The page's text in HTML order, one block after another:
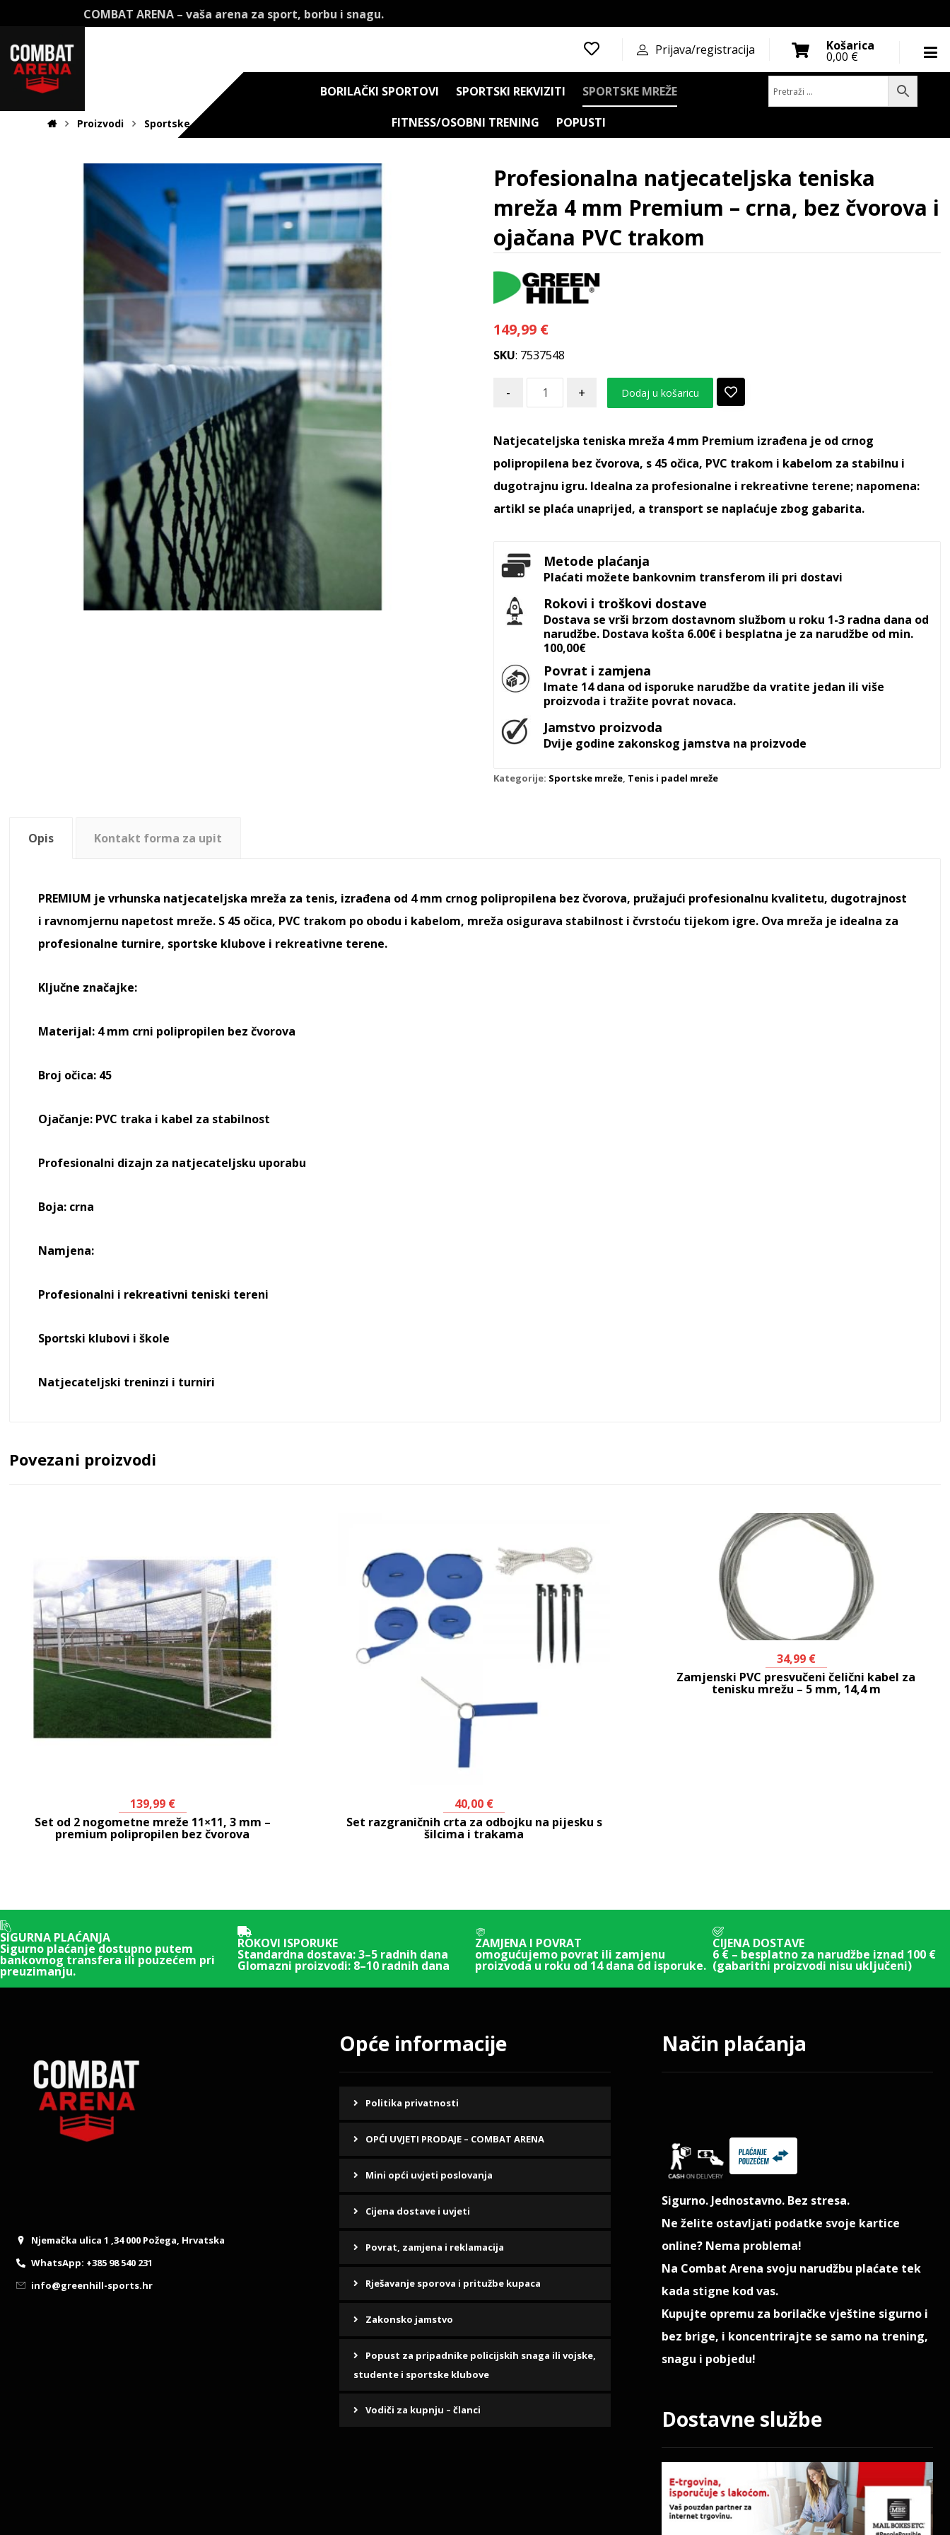
COMBAT ARENA – vaša arena za sport, borbu i snagu.
Košarica
0,00 €
Prijava/registracija
BORILAČKI SPORTOVI SPORTSKI REKVIZITI
SPORTSKE MREŽE
FITNESS/OSOBNI TRENING
POPUSTI
Proizvodi Sportske mreže Profesionalna natjecateljska teniska mreža 4 mm Premium - crna, bez čvorova i ojačana PVC trakom
Profesionalna natjecateljska teniska
mreža 4 mm Premium – crna, bez čvorova i
ojačana PVC trakom
149,99 €
SKU: 7537548
- + Dodaj u košaricu
Natjecateljska teniska mreža 4 mm Premium izrađena je od crnog
polipropilena bez čvorova, s 45 očica, PVC trakom i kabelom za stabilnu i
dugotrajnu igru. Idealna za profesionalne i rekreativne terene; napomena:
artikl se plaća unaprijed, a transport se naplaćuje zbog gabarita.
Metode plaćanja
Plaćati možete bankovnim transferom ili pri dostavi
Rokovi i troškovi dostave
Dostava se vrši brzom dostavnom službom u roku 1-3 radna dana od
narudžbe. Dostava košta 6.00€ i besplatna je za narudžbe od min.
100,00€
Povrat i zamjena
Imate 14 dana od isporuke narudžbe da vratite jedan ili više
proizvoda i tražite povrat novaca.
Jamstvo proizvoda
Dvije godine zakonskog jamstva na proizvode
Kategorije: Sportske mreže, Tenis i padel mreže
Opis Kontakt forma za upit
PREMIUM je vrhunska natjecateljska mreža za tenis, izrađena od 4 mm crnog polipropilena bez čvorova, pružajući profesionalnu kvalitetu, dugotrajnost
i ravnomjernu napetost mreže. S 45 očica, PVC trakom po obodu i kabelom, mreža osigurava stabilnost i čvrstoću tijekom igre. Ova mreža je idealna za
profesionalne turnire, sportske klubove i rekreativne terene.
Ključne značajke:
Materijal: 4 mm crni polipropilen bez čvorova
Broj očica: 45
Ojačanje: PVC traka i kabel za stabilnost
Profesionalni dizajn za natjecateljsku uporabu
Boja: crna
Namjena:
Profesionalni i rekreativni teniski tereni
Sportski klubovi i škole
Natjecateljski treninzi i turniri
Povezani proizvodi
139,99 €
Set od 2 nogometne mreže 11×11, 3 mm –
premium polipropilen bez čvorova
40,00 €
Set razgraničnih crta za odbojku na pijesku s
šilcima i trakama
34,99 €
Zamjenski PVC presvučeni čelični kabel za
tenisku mrežu – 5 mm, 14,4 m
SIGURNA PLAĆANJA
Sigurno plaćanje dostupno putem
bankovnog transfera ili pouzećem pri
preuzimanju.
ROKOVI ISPORUKE
Standardna dostava:3–5 radnih dana
Glomazni proizvodi: 8–10 radnih dana
ZAMJENA I POVRAT
omogućujemo povrat ili zamjenu
proizvoda u roku od 14 dana od isporuke.
CIJENA DOSTAVE
6 € – besplatno za narudžbe iznad 100 €
(gabaritni proizvodi nisu uključeni)
Njemačka ulica 1 ,34 000 Požega, Hrvatska
WhatsApp: +385 98 540 231
info@greenhill-sports.hr
Opće informacije
Politika privatnosti
OPĆI UVJETI PRODAJE – COMBAT ARENA
Mini opći uvjeti poslovanja
Cijena dostave i uvjeti
Povrat, zamjena i reklamacija
Rješavanje sporova i pritužbe kupaca
Zakonsko jamstvo
Popust za pripadnike policijskih snaga ili vojske,
studente i sportske klubove
Vodiči za kupnju – članci
Način plaćanja
Sigurno. Jednostavno. Bez stresa.
Ne želite ostavljati podatke svoje kartice
online? Nema problema!
Na Combat Arena svoju narudžbu plaćate tek
kada stigne kod vas.
Kupujte opremu za borilačke vještine sigurno i
bez brige, i koncentrirajte se samo na trening,
snagu i pobjedu!
Dostavne službe